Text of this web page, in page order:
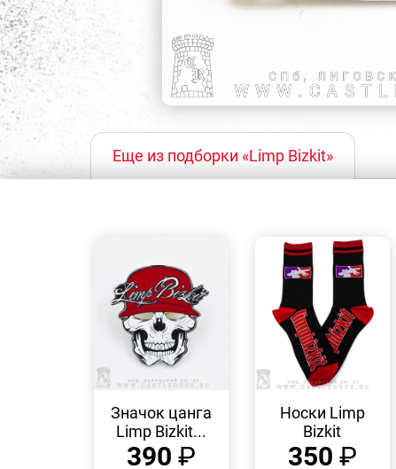
Еще из подборки «Limp Bizkit»
ПРОСМОТР
Значок цанга
Limp Bizkit...
390 ₽
ПРОСМОТР
Носки Limp
Bizkit
350 ₽